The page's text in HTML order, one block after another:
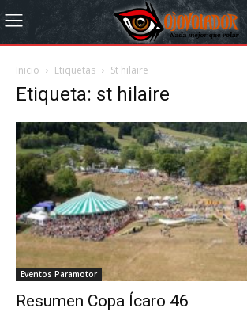
Inicio Etiquetas St hilaire
Etiqueta: st hilaire
Eventos Paramotor
Resumen Copa Ícaro 46